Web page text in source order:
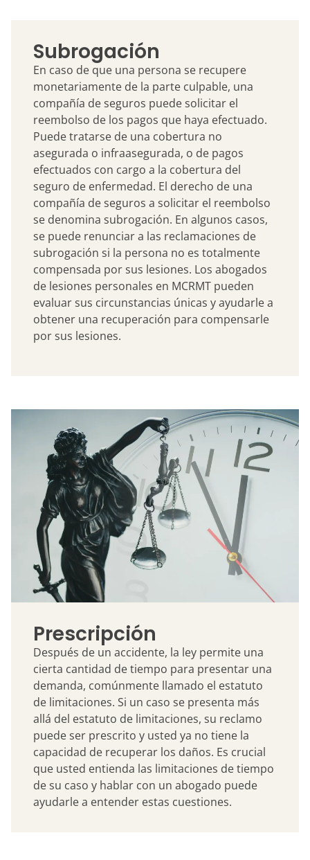
Subrogación
En caso de que una persona se recupere
monetariamente de la parte culpable, una
compañía de seguros puede solicitar el
reembolso de los pagos que haya efectuado.
Puede tratarse de una cobertura no
asegurada o infraasegurada, o de pagos
efectuados con cargo a la cobertura del
seguro de enfermedad. El derecho de una
compañía de seguros a solicitar el reembolso
se denomina subrogación. En algunos casos,
se puede renunciar a las reclamaciones de
subrogación si la persona no es totalmente
compensada por sus lesiones. Los abogados
de lesiones personales en MCRMT pueden
evaluar sus circunstancias únicas y ayudarle a
obtener una recuperación para compensarle
por sus lesiones.
Prescripción
Después de un accidente, la ley permite una
cierta cantidad de tiempo para presentar una
demanda, comúnmente llamado el estatuto
de limitaciones. Si un caso se presenta más
allá del estatuto de limitaciones, su reclamo
puede ser prescrito y usted ya no tiene la
capacidad de recuperar los daños. Es crucial
que usted entienda las limitaciones de tiempo
de su caso y hablar con un abogado puede
ayudarle a entender estas cuestiones.